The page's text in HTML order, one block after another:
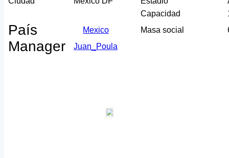
Capacidad
País Mexico Masa social
Manager Juan_Poula